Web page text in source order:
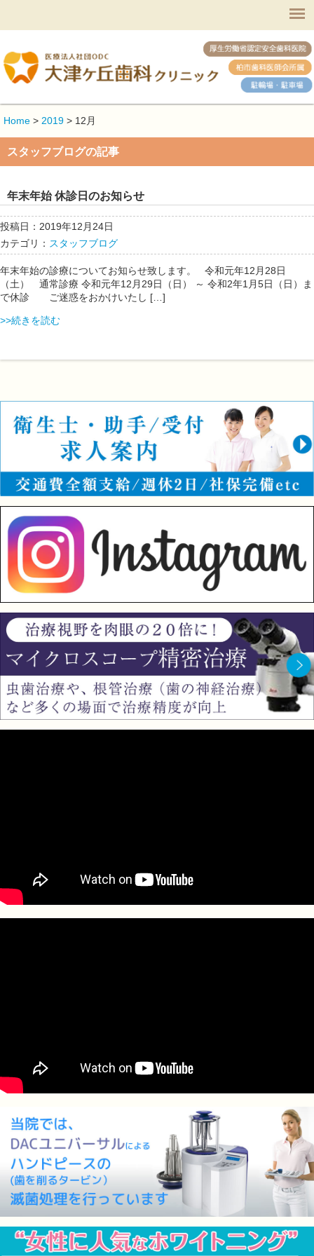
Home > 2019 > 12月
スタッフブログの記事
年末年始 休診日のお知らせ
投稿日：2019年12月24日
カテゴリ： スタッフブログ
年末年始の診療についてお知らせ致します。 令和元年12月28日
（土） 通常診療 令和元年12月29日（日） ～ 令和2年1月5日（日）ま
で休診 ご迷惑をおかけいたし […]
>>続きを読む